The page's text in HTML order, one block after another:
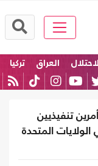
الاحتلال العراق تركيا
تنفيذيين
المتحدة